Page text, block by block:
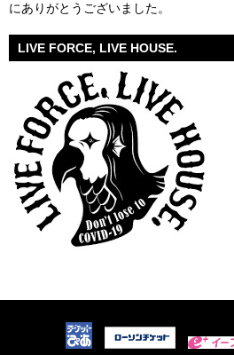
にありがとうございました。
LIVE FORCE, LIVE HOUSE.